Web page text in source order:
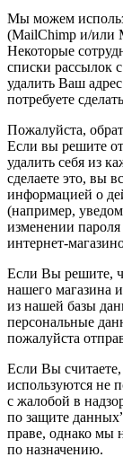
Мы можем
(MailChimp и/или
Некоторые
списки рассылок
удалить Ваш
потребуете
Пожалуйста,
Если вы решите
удалить себя из
сделаете это, вы
информацией о
(например,
изменении
интернет-
Если Вы решите,
нашего магазина
из нашей базы
персональные
пожалуйста
Если Вы
используются не
с жалобой в
по защите
праве, однако мы
по назначению.